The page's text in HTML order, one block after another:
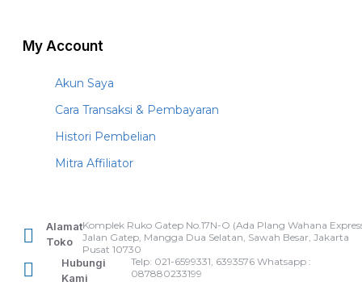
My Account
Akun Saya
Cara Transaksi & Pembayaran
Histori Pembelian
Mitra Affiliator
Alamat
Toko
Komplek Ruko Gatep No.17N-O (Ada Plang Wahana
Jalan Gatep, Mangga Dua Selatan, Sawah Besar, Jakarta
Pusat 10730
Hubungi
Kami
Telp: 021-6599331, 6393576 Whatsapp :
087880233199